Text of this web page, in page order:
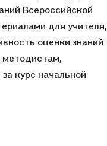
Всероссийской
для учителя,
оценки знаний
методистам,
курс начальной